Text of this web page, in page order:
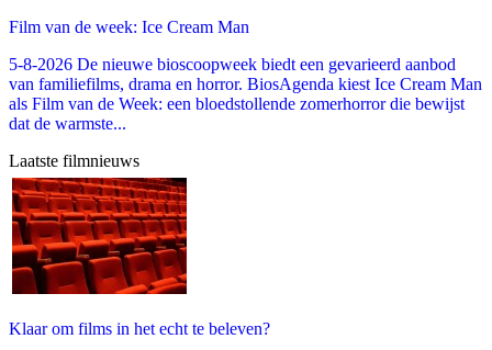
Film van de week: Ice Cream Man
5-8-2026 De nieuwe bioscoopweek biedt een gevarieerd aanbod
van familiefilms, drama en horror. BiosAgenda kiest Ice Cream Man
als Film van de Week: een bloedstollende zomerhorror die bewijst
dat de warmste...
Laatste filmnieuws
Klaar om films in het echt te beleven?